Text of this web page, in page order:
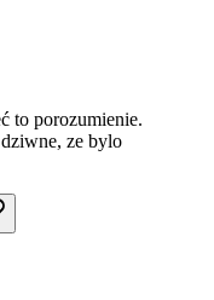
to porozumienie.
ze bylo